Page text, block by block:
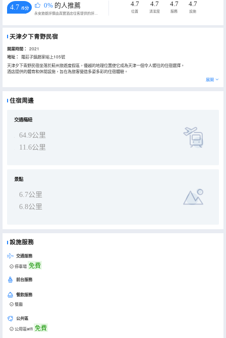
4.7 /5分 0% 的人推薦
永安旅遊評價由真實酒店住客提供的評價。
4.7
位置
4.7
清潔度
4.7
服務
4.7
設施
天津夕下青野民宿
開業時間： 2021
地址：
羅莊子鎮趙家峪上105號
天津夕下青野民宿坐落於薊州旅遊度假區，優越的地理位置使它成為天津一個令人嚮往的住宿選擇。
酒店提供的體育和休閒設施，旨在為旅客營造多姿多彩的住宿體驗。
展開
住宿周邊
交通樞紐
64.9公里
11.6公里
景點
6.7公里
6.8公里
設施服務
交通服務
停車場 免費
前台服務
餐飲服務
餐廳
公共區
公用區wifi 免費